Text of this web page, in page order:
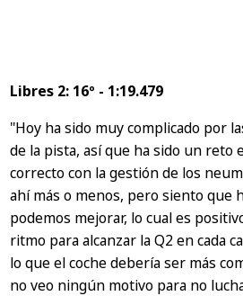
Libres 2: 16º - 1:19.479
"Hoy ha sido muy complicado por
de la pista, así que ha sido un
correcto con la gestión de los
ahí más o menos, pero siento que
podemos mejorar, lo cual es
ritmo para alcanzar la Q2 en cada
lo que el coche debería ser más
no veo ningún motivo para no